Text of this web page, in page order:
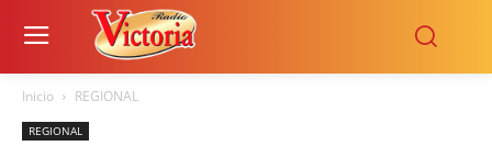
Inicio REGIONAL
REGIONAL